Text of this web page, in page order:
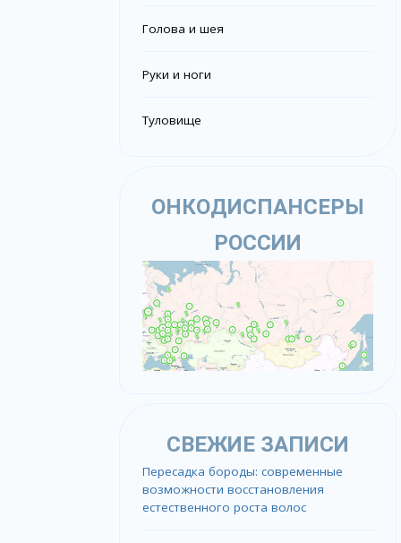
Голова и шея
Руки и ноги
Туловище
ОНКОДИСПАНСЕРЫ
РОССИИ
СВЕЖИЕ ЗАПИСИ
Пересадка бороды: современные
возможности восстановления
естественного роста волос